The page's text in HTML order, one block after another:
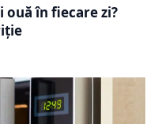
ouă în fiecare zi?